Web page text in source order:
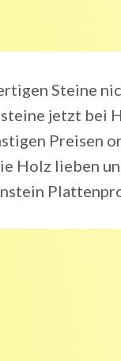
Steine
jetzt bei
Preisen
Holz lieben